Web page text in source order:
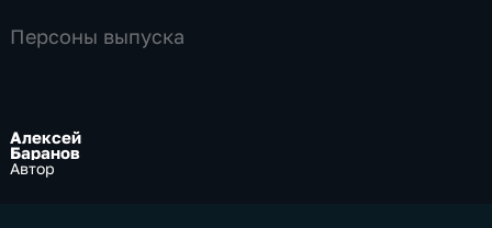
Персоны выпуска
Алексей
Баранов
Автор